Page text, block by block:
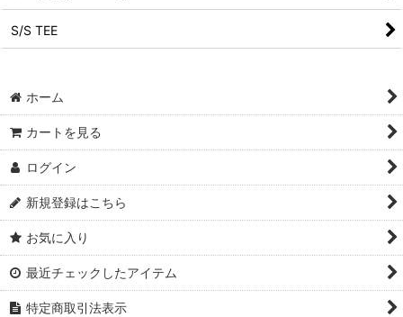
S/S TEE
ホーム
カートを見る
ログイン
新規登録はこちら
お気に入り
最近チェックしたアイテム
特定商取引法表示